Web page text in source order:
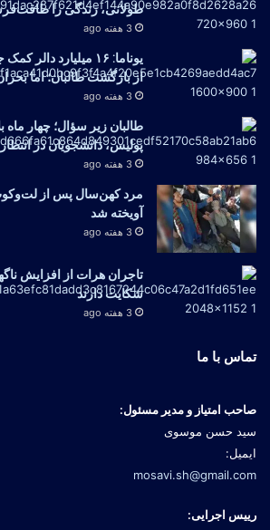
طولانی، زندگی را
3 هفته ago
یوناما: ۱۶ میلیارد
از بازگشت طالبان؛ اما
3 هفته ago
طالبان زیر سؤال؛ چهار ماه
پولیس، دانشجویان در
3 هفته ago
مرد کهن‌سال پس از لت‌وکوب
آویخته شد
3 هفته ago
تاجران هرات از افزایش
شکایت دارند
3 هفته ago
تماس با ما
صاحب امتیاز و مدیر مسئول:
سید حسن موسوی
ایمیل:
mosavi.sh@gmail.com
رییس اجرایی: